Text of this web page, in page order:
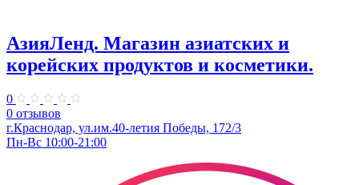
АзияЛенд. Магазин азиатских и
корейских продуктов и косметики.
0
0 отзывов
г.Краснодар, ул.им.40-летия Победы, 172/3
Пн-Вс 10:00-21:00